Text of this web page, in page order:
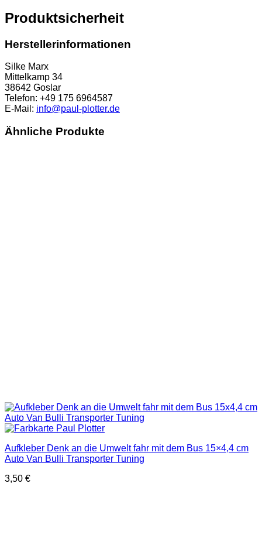
Produktsicherheit
Herstellerinformationen
Silke Marx
Mittelkamp 34
38642 Goslar
Telefon: +49 175 6964587
E-Mail: info@paul-plotter.de
Ähnliche Produkte
Aufkleber Denk an die Umwelt fahr mit dem Bus 15×4,4 cm
Auto Van Bulli Transporter Tuning
3,50 €